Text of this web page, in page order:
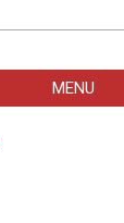
MENU